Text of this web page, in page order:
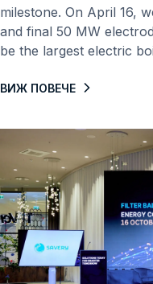
milestone. On April 16,
and final 50 MW
be the largest electric
ВИЖ ПОВЕЧЕ